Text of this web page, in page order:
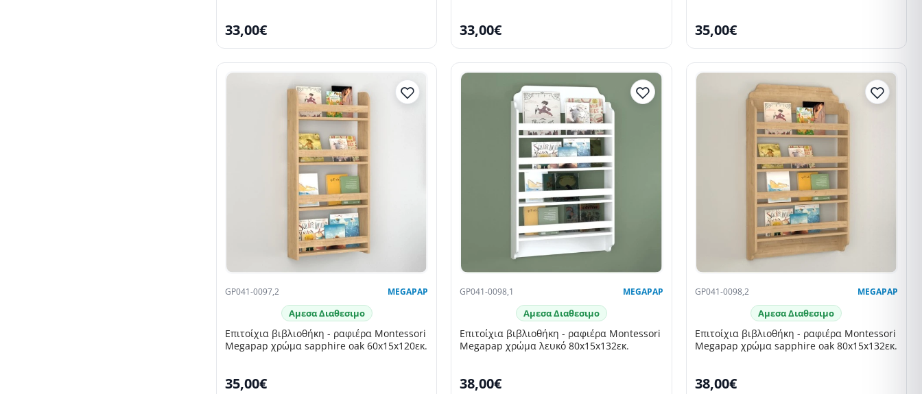
33,00€
SELLING FAST
33,00€
SELLING FAST
35,00€
GP041-0097,2 MEGAPAP
Αμεσα Διαθεσιμο
Επιτοίχια βιβλιοθήκη - ραφιέρα Montessori
Megapap χρώμα sapphire oak 60x15x120εκ.
35,00€
GP041-0098,1 MEGAPAP
Αμεσα Διαθεσιμο
Επιτοίχια βιβλιοθήκη - ραφιέρα Montessori
Megapap χρώμα λευκό 80x15x132εκ.
38,00€
GP041-0098,2 MEGAPAP
Αμεσα Διαθεσιμο
Επιτοίχια βιβλιοθήκη - ραφιέρα Montessori
Megapap χρώμα sapphire oak 80x15x132εκ.
38,00€